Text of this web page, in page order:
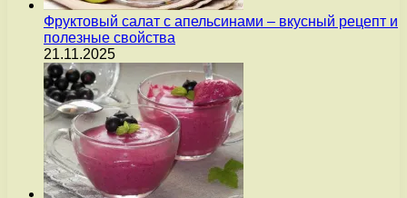
Фруктовый салат с апельсинами – вкусный рецепт и
полезные свойства
21.11.2025